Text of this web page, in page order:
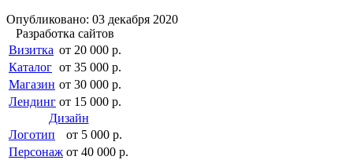
Опубликовано: 03 декабря 2020
Разработка сайтов
Визитка от 20 000 р.
Каталог от 35 000 р.
Магазин от 30 000 р.
Лендинг от 15 000 р.
Дизайн
Логотип
от 5 000 р.
Персонаж от 40 000 р.